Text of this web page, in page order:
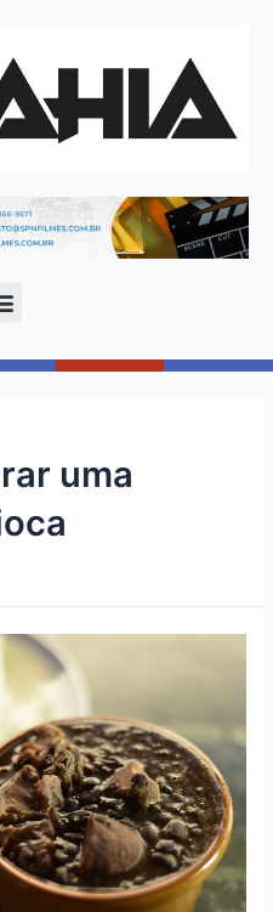
uma